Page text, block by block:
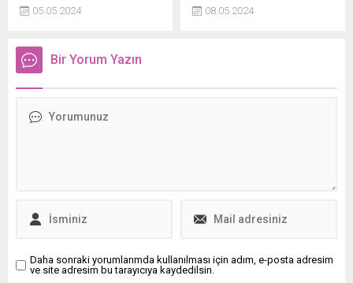
Ankara Temsilcisi ve Haber7
gündeme ilişkin sorularını
yanıtladı. Yılmaz,
enflasyonda düşüş için de
05.05.2024
hayatını kaybetti, 2 kişi
08.05.2024
Bir Yorum Yazın
Daha sonraki yorumlarımda kullanılması için adım, e-posta adresim
ve site adresim bu tarayıcıya kaydedilsin.